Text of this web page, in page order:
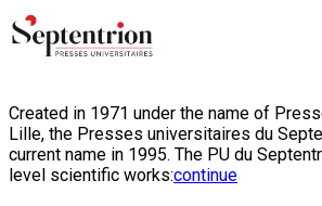
Created in 1971 under the name of
Lille, the Presses universitaires du
current name in 1995. The PU du
level scientific works:continue